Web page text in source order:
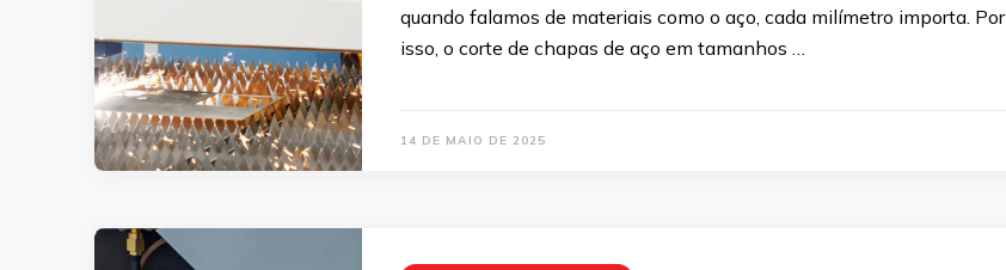
quando falamos de materiais como o aço, cada milímetro importa. Por
isso, o corte de chapas de aço em tamanhos …
14 DE MAIO DE 2025